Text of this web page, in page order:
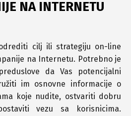
NA INTERNETU
cilj ili strategiju on-line
na Internetu. Potrebno je
da Vas potencijalni
im osnovne informacije o
koje nudite, ostvariti dobru
vezu sa korisnicima.